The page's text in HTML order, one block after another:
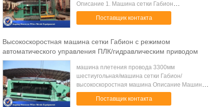
Описание 1. Машина сетки Габион
профессиональная машина для произведения
коробки сетки габион, которая дико
Поставщик контакта
Высокоскоростная машина сетки Габион с режимом
автоматического управления ПЛК/гидравлическим приводом
машина плетения провода 3300мм
шестиугольная/машина сетки Габион/
высокоскоростная машина Описание Машина
сетки Габион принимает режим
автоматического управления ПЛК и
Поставщик контакта